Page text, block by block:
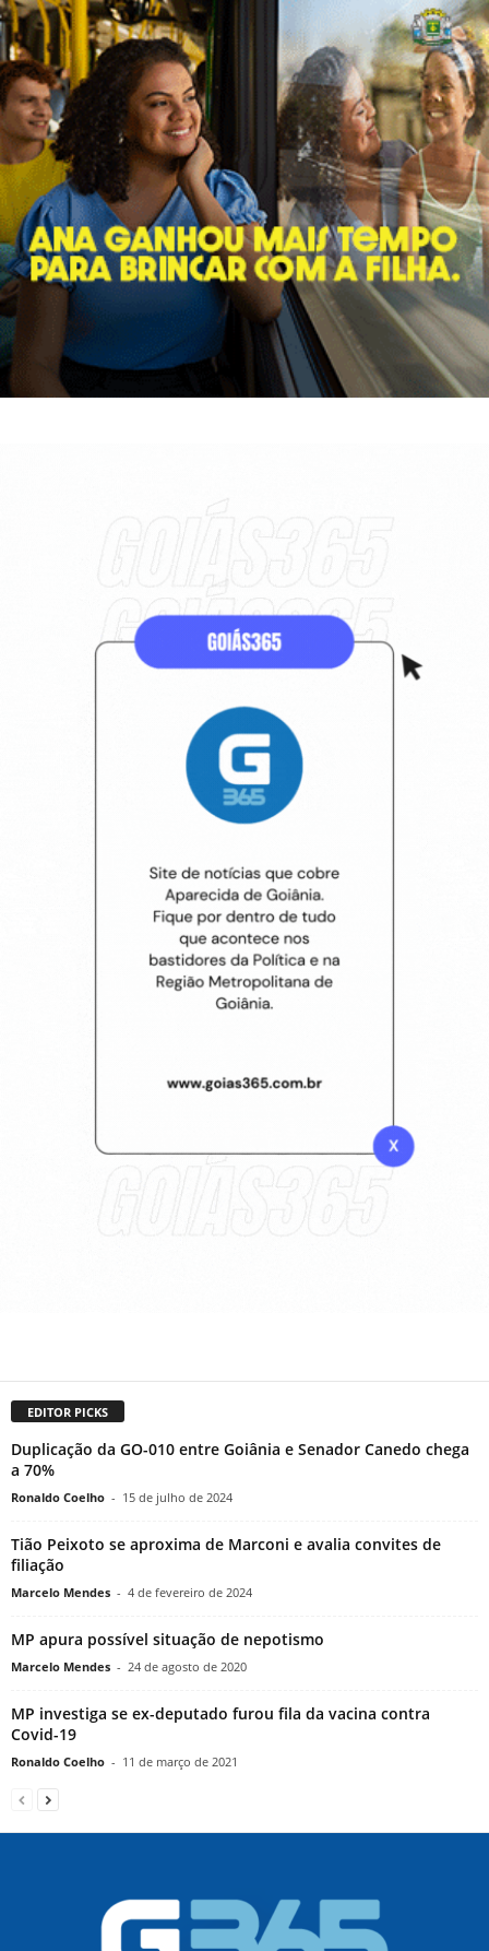
EDITOR PICKS
Duplicação da GO-010 entre Goiânia e Senador Canedo chega
a 70%
Ronaldo Coelho - 15 de julho de 2024
Tião Peixoto se aproxima de Marconi e avalia convites de
filiação
Marcelo Mendes - 4 de fevereiro de 2024
MP apura possível situação de nepotismo
Marcelo Mendes - 24 de agosto de 2020
MP investiga se ex-deputado furou fila da vacina contra
Covid-19
Ronaldo Coelho - 11 de março de 2021